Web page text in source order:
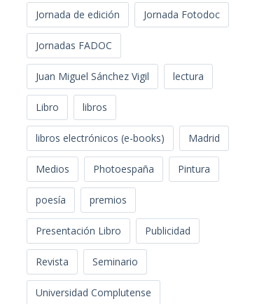
Jornada de edición Jornada Fotodoc
Jornadas FADOC
Juan Miguel Sánchez Vigil lectura
Libro libros
libros electrónicos (e-books) Madrid
Medios Photoespaña Pintura
poesía premios
Presentación Libro Publicidad
Revista Seminario
Universidad Complutense